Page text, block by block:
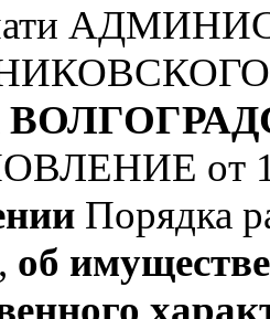
от
Порядка
, об